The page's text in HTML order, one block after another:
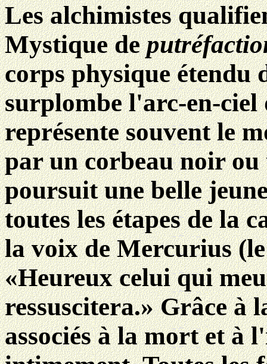
Les alchimistes
Mystique de
corps physique étendu
surplombe l'arc-en-ciel
représente souvent le
par un corbeau noir
poursuit une belle
toutes les étapes de la
la voix de Mercurius
«Heureux celui qui
ressuscitera.» Grâce à
associés à la mort et à